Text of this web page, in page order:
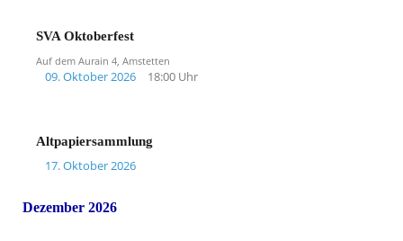
SVA Oktoberfest
Auf dem Aurain 4, Amstetten
09. Oktober 2026 18:00 Uhr
Altpapiersammlung
17. Oktober 2026
Dezember 2026